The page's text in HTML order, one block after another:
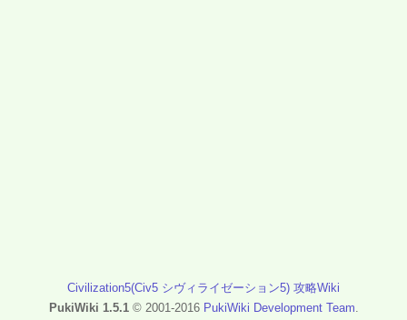
Civilization5(Civ5 シヴィライゼーション5) 攻略Wiki
PukiWiki 1.5.1© 2001-2016 PukiWiki Development Team.